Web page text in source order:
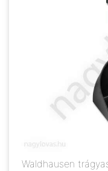
Waldhausen